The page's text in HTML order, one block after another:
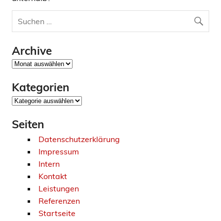
Archive
Archive
Kategorien
Kategorien
Seiten
Datenschutzerklärung
Impressum
Intern
Kontakt
Leistungen
Referenzen
Startseite